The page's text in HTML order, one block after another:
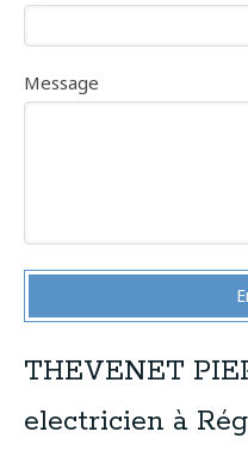
Message
THEVENET
electricien à